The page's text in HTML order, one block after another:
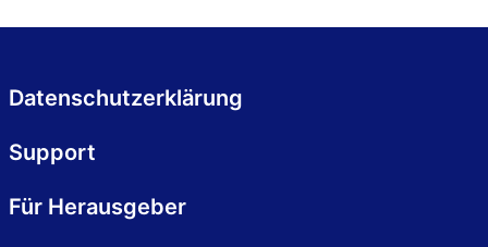
Datenschutzerklärung
Support
Für Herausgeber